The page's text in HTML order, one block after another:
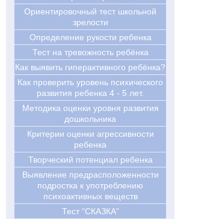
Ориентировочный тест школьной
зрелости
Определение рукости ребенка
Тест на тревожность ребёнка
Как выявить гиперактивного ребёнка?
Как проверить уровень психического
развития ребенка 4 - 5 лет.
Методика оценки уровня развития
дошкольника
Критерии оценки агрессивности
ребенка
Творческий потенциал ребенка
Выявление предрасположенности
подростка к употреблению
психоактивных веществ
Тест “СКАЗКА”